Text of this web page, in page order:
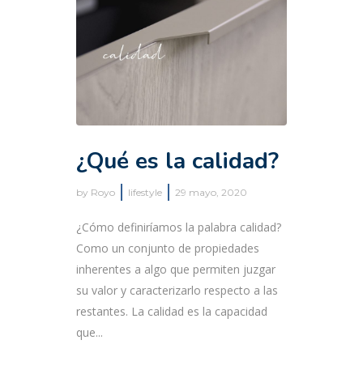
¿Qué es la calidad?
by Royo lifestyle 29 mayo, 2020
¿Cómo definiríamos la palabra calidad?
Como un conjunto de propiedades
inherentes a algo que permiten juzgar
su valor y caracterizarlo respecto a las
restantes. La calidad es la capacidad
que...